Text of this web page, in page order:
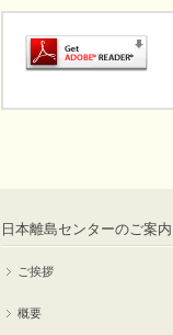
日本離島センターのご案内
ご挨拶
概要